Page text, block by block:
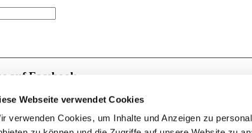
Webseite verwendet Cookies
verwenden Cookies, um Inhalte und Anzeigen zu
auf Facebook